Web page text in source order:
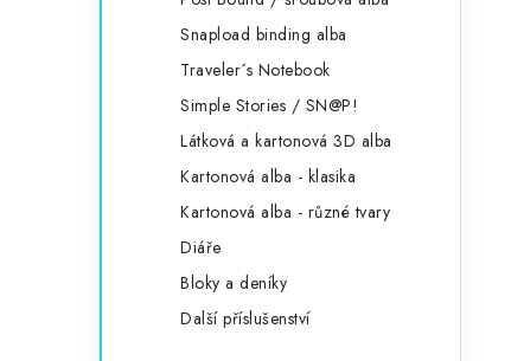
Snapload binding alba
Traveler´s Notebook
Simple Stories / SN@P!
Látková a kartonová 3D alba
Kartonová alba - klasika
Kartonová alba - různé tvary
Diáře
Bloky a deníky
Další příslušenství